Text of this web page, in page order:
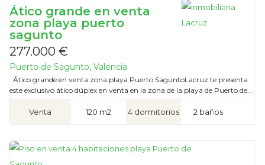
Ático grande en venta
zona playa puerto
sagunto
277.000 €
Puerto de Sagunto, Valencia
Ático grande en venta zona playa Puerto SaguntoLacruz te presenta
este exclusivo ático dúplex en venta en la zona de la playa de Puerto de...
Venta 120 m2 4 dormitorios 2 baños